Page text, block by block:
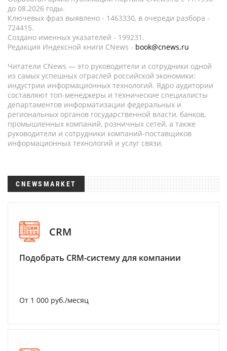
до 08.2026 годы.
Ключевых фраз выявлено - 1463330, в очереди разбора -
724415.
Создано именных указателей - 199231.
Редакция Индексной книги CNews - book@cnews.ru
Читатели CNews — это руководители и сотрудники одной
из самых успешных отраслей российской экономики:
индустрии информационных технологий. Ядро аудитории
составляют топ-менеджеры и технические специалисты
департаментов информатизации федеральных и
региональных органов государственной власти, банков,
промышленных компаний, розничных сетей, а также
руководители и сотрудники компаний-поставщиков
информационных технологий и услуг связи.
CNEWSMARKET
CRM
Подобрать CRM-систему для компании
От 1 000 руб./месяц